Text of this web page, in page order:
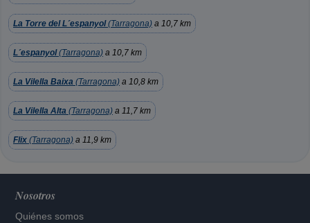
La Torre del L´espanyol(Tarragona) a 10,7 km
L´espanyol(Tarragona) a 10,7 km
La Vilella Baixa (Tarragona) a 10,8 km
La Vilella Alta (Tarragona) a 11,7 km
Flix (Tarragona) a 11,9 km
Nosotros
Quiénes somos